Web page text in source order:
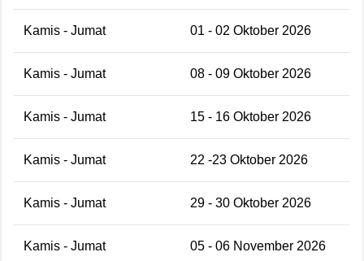
Kamis - Jumat 01 - 02 Oktober 2026
Kamis - Jumat 08 - 09 Oktober 2026
Kamis - Jumat 15 - 16 Oktober 2026
Kamis - Jumat 22 -23 Oktober 2026
Kamis - Jumat 29 - 30 Oktober 2026
Kamis - Jumat 05 - 06 November 2026